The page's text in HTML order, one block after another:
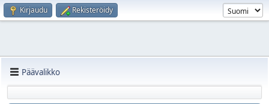
Kirjaudu Rekisteröidy
Päävalikko